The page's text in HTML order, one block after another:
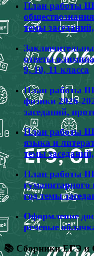
План работы
темы
ответы
9, 10, 11 класса
План работы
физики 2026-
заседаний,
План работы
языка и
темы
План работы
гуманитарного
год темы
Оформление
речевые
📚 Сборники ЕГЭ и